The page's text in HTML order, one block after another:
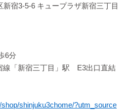
宿3-5-6 キュープラザ新宿三丁目
6分
線「新宿三丁目」駅 E3出口直結
shinjuku3chome/?utm_source